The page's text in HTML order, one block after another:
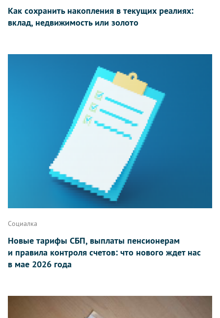
Как сохранить накопления в текущих реалиях:
вклад, недвижимость или золото
Социалка
Новые тарифы СБП, выплаты пенсионерам
и правила контроля счетов: что нового ждет нас
в мае 2026 года